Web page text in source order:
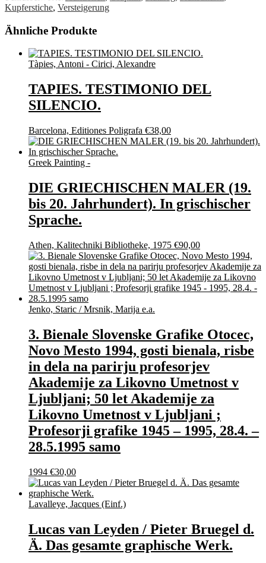
Kupferstiche, Versteigerung
Ähnliche Produkte
Tàpies, Antoni - Cirici, Alexandre
TAPIES. TESTIMONIO DEL
SILENCIO.
Barcelona, Editiones Poligrafa €38,00
Greek Painting -
DIE GRIECHISCHEN MALER (19.
bis 20. Jahrhundert). In grischischer
Sprache.
Athen, Kalitechniki Bibliotheke, 1975 €90,00
Jenko, Staric / Mrsnik, Marija e.a.
3. Bienale Slovenske Grafike Otocec,
Novo Mesto 1994, gosti bienala, risbe
in dela na parirju profesorjev
Akademije za Likovno Umetnost v
Ljubljani; 50 let Akademije za
Likovno Umetnost v Ljubljani ;
Profesorji grafike 1945 – 1995, 28.4. –
28.5.1995 samo
1994 €30,00
Lavalleye, Jacques (Einf.)
Lucas van Leyden / Pieter Bruegel d.
Ä. Das gesamte graphische Werk.